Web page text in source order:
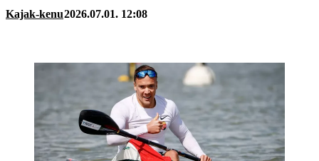
Kajak-kenu2026.07.01. 12:08